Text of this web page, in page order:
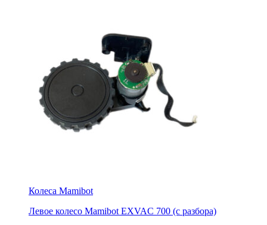
Колеса Mamibot
Левое колесо Mamibot EXVAC 700 (с разбора)